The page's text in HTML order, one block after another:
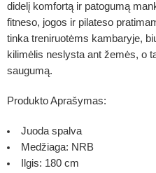
didelį komfortą ir patogumą
fitneso, jogos ir pilateso
tinka treniruotėms kambaryje,
kilimėlis neslysta ant žemės, o
saugumą.
Produkto Aprašymas:
Juoda spalva
Medžiaga: NRB
Ilgis: 180 cm